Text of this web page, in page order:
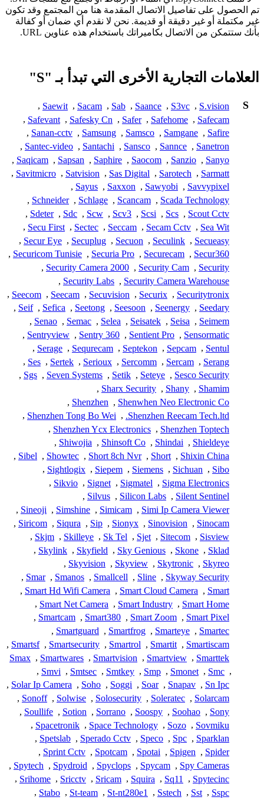
تم الحصول على تفاصيل الاتصال المقدمة هنا من المجتمع وقد تكون
غير مكتملة أو غير دقيقة أو قديمة. نحن لا نقدم أي ضمان أو كفالة
بأنك ستتمكن من الاتصال بكاميراتك باستخدام هذه عناوين URL.
العلامات التجارية الأخرى التي تبدأ بـ "S"
S
S.vision
,
S3vc
,
Saance
,
Sab
,
Sacam
,
Saewit
,
Safecam
,
Safehome
,
Safer
,
Safesky Cn
,
Safevant
,
Safire
,
Samgane
,
Samsco
,
Samsung
,
Sanan-cctv
,
Sanetron
,
Sannce
,
Sansco
,
Santachi
,
Santec-video
,
Sanyo
,
Sanzio
,
Saocom
,
Saphire
,
Sapsan
,
Saqicam
,
Sarmatt
,
Sarotech
,
Sas Digital
,
Satvision
,
Savitmicro
,
Savvypixel
,
Sawyobi
,
Saxxon
,
Sayus
,
Scada Technology
,
Scancam
,
Schlage
,
Schneider
,
Scout Cctv
,
Scs
,
Scsi
,
Scv3
,
Scw
,
Sdc
,
Sdeter
,
Sea Wit
,
Secam Cctv
,
Seccam
,
Sectec
,
Secu First
,
Secueasy
,
Seculink
,
Secuon
,
Secuplug
,
Secur Eye
,
Secur360
,
Securecam
,
Securia Pro
,
Securicom Tunisie
,
Security
,
Security Cam
,
Security Camera 2000
,
Security Camera Warehouse
,
Security Labs
,
Securitytronix
,
Securix
,
Secuvision
,
Seecam
,
Seecom
,
Seedary
,
Seenergy
,
Seesoon
,
Seetong
,
Sefica
,
Seif
,
Seimem
,
Seisa
,
Seisatek
,
Selea
,
Semac
,
Senao
,
Sensormatic
,
Sentient Pro
,
Sentry 360
,
Sentryview
,
Sentul
,
Sepcam
,
Septekon
,
Sequrecam
,
Serage
,
Serang
,
Sercam
,
Sercomm
,
Serioux
,
Sertek
,
Ses
,
Sesco Security
,
Seteye
,
Setik
,
Seven Systems
,
Sgs
,
Shamim
,
Shany
,
Sharx Security
,
Shenwhen Neo Electronic Co
,
Shenzhen
,
Shenzhen Reecam Tech.ltd.
,
Shenzhen Tong Bo Wei
,
Shenzhen Toptech
,
Shenzhen Ycx Electronics
,
Shieldeye
,
Shindai
,
Shinsoft Co
,
Shiwojia
,
Shixin China
,
Short
,
Short 8ch Nvr
,
Showtec
,
Sibel
,
Sibo
,
Sichuan
,
Siemens
,
Siepem
,
Sightlogix
,
Sigma Electronics
,
Sigmatel
,
Signet
,
Sikvio
,
Silent Sentinel
,
Silicon Labs
,
Silvus
,
Simi Ip Camera Viewer
,
Simicam
,
Simshine
,
Sineoji
,
Sinocam
,
Sinovision
,
Sionyx
,
Sip
,
Siqura
,
Siricom
,
Sisview
,
Sitecom
,
Sjet
,
Sk Tel
,
Skilleye
,
Skjm
,
Sklad
,
Skone
,
Sky Genious
,
Skyfield
,
Skylink
,
Skyreo
,
Skytronic
,
Skyview
,
Skyvision
,
Skyway Security
,
Sline
,
Smallcell
,
Smanos
,
Smar
,
Smart
,
Smart Cloud Camera
,
Smart Hd Wifi Camera
,
Smart Home
,
Smart Industry
,
Smart Net Camera
,
Smart Pixel
,
Smart Zoom
,
Smart380
,
Smartcam
,
Smartec
,
Smarteye
,
Smartfrog
,
Smartguard
,
Smartiscam
,
Smartit
,
Smartrol
,
Smartsecurity
,
Smartsf
,
Smarttek
,
Smartview
,
Smartvision
,
Smartwares
,
Smax
,
Smc
,
Smonet
,
Smp
,
Smtkey
,
Smtsec
,
Smvi
,
Sn Ipc
,
Snapav
,
Soar
,
Soggi
,
Soho
,
Solar Ip Camera
,
Solarcam
,
Soleratec
,
Solosecurity
,
Solwise
,
Sonoff
,
Sony
,
Soohao
,
Soospy
,
Sorrano
,
Sotion
,
Soullife
,
Sovmiku
,
Sozo
,
Space Technology
,
Spacetronik
,
Sparklan
,
Spc
,
Speco
,
Sperado Cctv
,
Spetslab
,
Spider
,
Spigen
,
Spotai
,
Spotcam
,
Sprint Cctv
,
Spy Cameras
,
Spycam
,
Spyclops
,
Spydroid
,
Spytech
,
Spytecinc
,
Sq11
,
Squira
,
Sricam
,
Sricctv
,
Srihome
,
Sspc
,
Sst
,
Sstech
,
St-nt280e1
,
St-team
,
Stabo
,